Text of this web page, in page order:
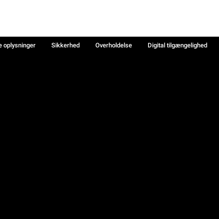
oplysninger Sikkerhed Overholdelse
Digital tilgængelighed